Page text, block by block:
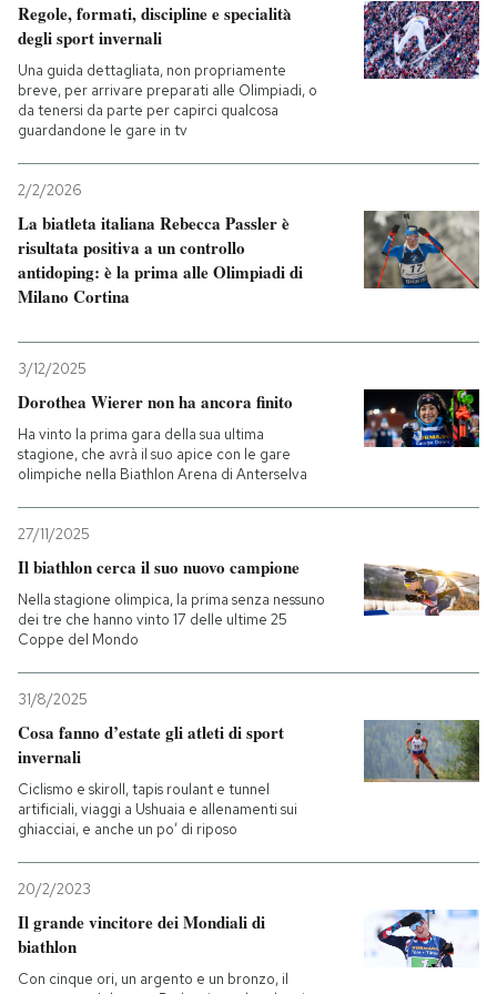
Regole, formati, discipline e specialità
degli sport invernali
Una guida dettagliata, non propriamente
breve, per arrivare preparati alle Olimpiadi, o
da tenersi da parte per capirci qualcosa
guardandone le gare in tv
2/2/2026
La biatleta italiana Rebecca Passler è
risultata positiva a un controllo
antidoping: è la prima alle Olimpiadi di
Milano Cortina
3/12/2025
Dorothea Wierer non ha ancora finito
Ha vinto la prima gara della sua ultima
stagione, che avrà il suo apice con le gare
olimpiche nella Biathlon Arena di Anterselva
27/11/2025
Il biathlon cerca il suo nuovo campione
Nella stagione olimpica, la prima senza nessuno
dei tre che hanno vinto 17 delle ultime 25
Coppe del Mondo
31/8/2025
Cosa fanno d’estate gli atleti di sport
invernali
Ciclismo e skiroll, tapis roulant e tunnel
artificiali, viaggi a Ushuaia e allenamenti sui
ghiacciai, e anche un po’ di riposo
20/2/2023
Il grande vincitore dei Mondiali di
biathlon
Con cinque ori, un argento e un bronzo, il